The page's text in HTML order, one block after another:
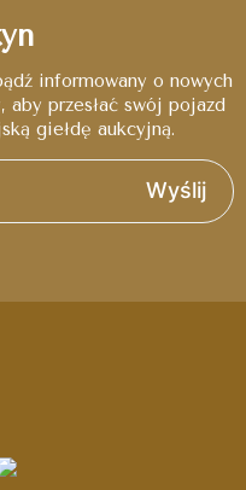
informowany o nowych
przesłać swój pojazd
giełdę aukcyjną.
Wyślij